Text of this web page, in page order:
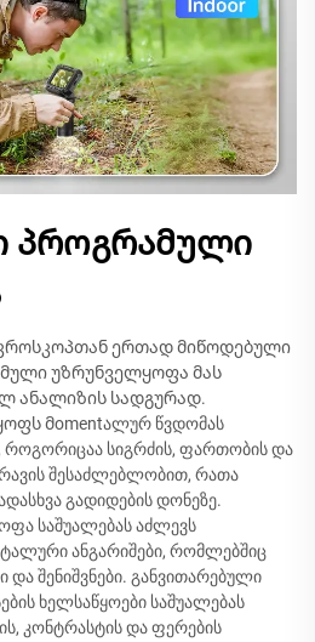
პროგრამული
ერთად მიწოდებული
უზრუნველყოფა მას
ანალიზის სადგურად.
მomentალურ წვდომას
როგორიცაა სიგრძის, ფართობის და
შესაძლებლობით, რათა
გადიდების დონეზე.
საშუალებას აძლევს
ანგარიშები, რომლებშიც
და შენიშვნები. განვითარებული
ხელსაწყოები საშუალებას
კონტრასტის და ფერების